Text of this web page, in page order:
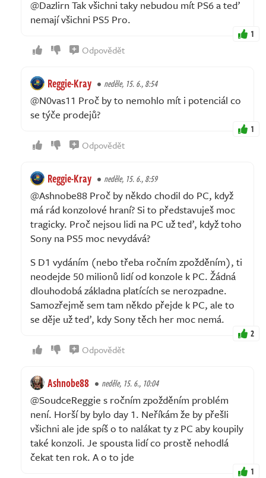
@Dazlirn Tak všichni taky nebudou mít PS6 a teď
nemají všichni PS5 Pro.
1
Odpovědět
Reggie-Kray neděle, 15. 6., 8:54
@N0vas11 Proč by to nemohlo mít i potenciál co
se týče prodejů?
1
Odpovědět
Reggie-Kray neděle, 15. 6., 8:59
@Ashnobe88 Proč by někdo chodil do PC, když
má rád konzolové hraní? Si to představuješ moc
tragicky. Proč nejsou lidi na PC už teď, když toho
Sony na PS5 moc nevydává?
S D1 vydáním (nebo třeba ročním zpožděním), ti
neodejde 50 milionů lidí od konzole k PC. Žádná
dlouhodobá základna platících se nerozpadne.
Samozřejmě sem tam někdo přejde k PC, ale to
se děje už teď, kdy Sony těch her moc nemá.
2
Odpovědět
Ashnobe88 neděle, 15. 6., 10:04
@SoudceReggie s ročním zpožděním problém
není. Horší by bylo day 1. Neříkám že by přešli
všichni ale jde spíš o to nalákat ty z PC aby koupily
také konzoli. Je spousta lidí co prostě nehodlá
čekat ten rok. A o to jde
1